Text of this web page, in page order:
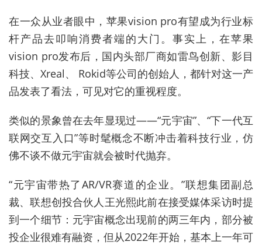
在一众从业者眼中，苹果vision pro有望成为行业标
杆产品去叩响消费者端的大门。事实上，在苹果
vision pro发布后，国内头部厂商如雷鸟创新、影目
科技、Xreal、 Rokid等公司的创始人，都针对这一产
品发表了看法，可见对它的重视程度。
类似的景象曾在去年显现过——“元宇宙”、“下一代互
联网交互入口”等时髦概念不断冲击着科技行业，仿
佛不谈不做元宇宙就会被时代抛弃。
“元宇宙带热了AR/VR赛道的企业。”联想集团副总
裁、联想创投合伙人王光熙此前在接受媒体采访时提
到一个细节：元宇宙概念出现前的两三年内，部分被
投企业很难有融资，但从2022年开始，基本上一年可